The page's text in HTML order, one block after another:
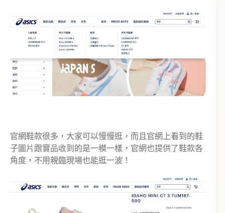
官網鞋款很多，大家可以慢慢逛，而且官網上看到的鞋
子圖片跟實品收到的是一模一樣，官網也提供了鞋款各
角度，不用親臨現場也能逛一波！